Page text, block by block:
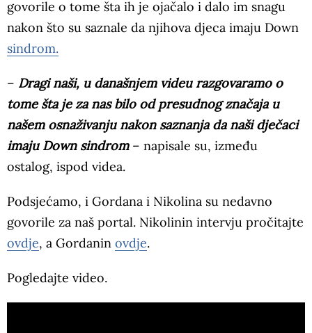
govorile o tome šta ih je ojačalo i dalo im snagu
nakon što su saznale da njihova djeca imaju Down
sindrom.
– Dragi naši, u današnjem videu razgovaramo o
tome šta je za nas bilo od presudnog značaja u
našem osnaživanju nakon saznanja da naši dječaci
imaju Down sindrom – napisale su, između
ostalog, ispod videa.
Podsjećamo, i Gordana i Nikolina su nedavno
govorile za naš portal. Nikolinin intervju pročitajte
ovdje, a Gordanin ovdje.
Pogledajte video.